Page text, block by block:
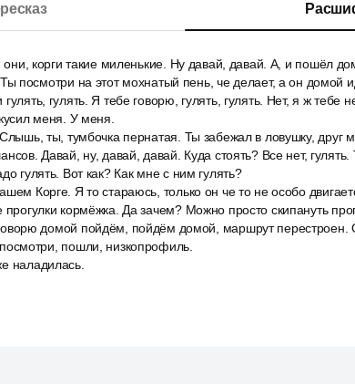
они, корги такие миленькие. Ну давай, давай. А, и пошёл
посмотри на этот мохнатый пень, че делает, а он
гулять. Я тебе говорю, гулять, гулять. Нет, я ж тебе
меня. У меня.
ты, тумбочка пернатая. Ты забежал в ловушку, друг
Давай, ну, давай, давай. Куда стоять? Все нет,
гулять. Вот как? Как мне с ним гулять?
Корге. Я то стараюсь, только он че то не особо
кормёжка. Да зачем? Можно просто скипануть
домой пойдём, пойдём домой, маршрут
пошли, низкопрофиль.
наладилась.